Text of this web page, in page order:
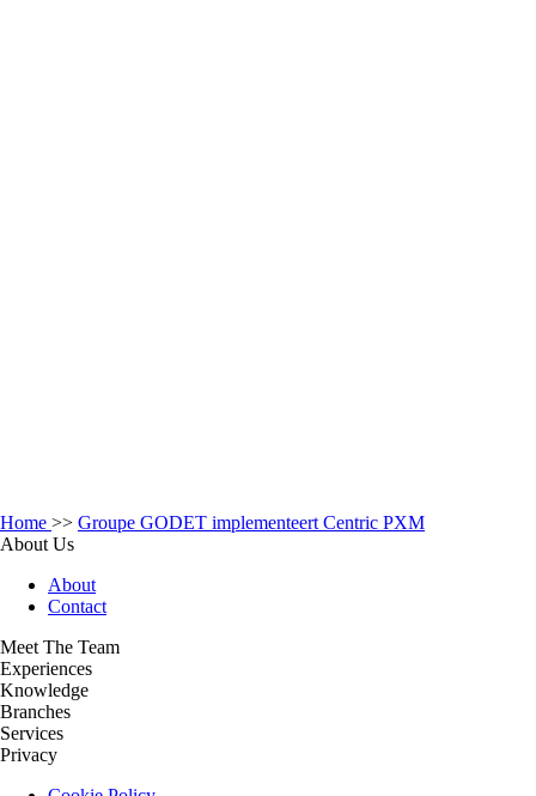
Home >> Groupe GODET implementeert Centric PXM
About Us
About
Contact
Meet The Team
Experiences
Knowledge
Branches
Services
Privacy